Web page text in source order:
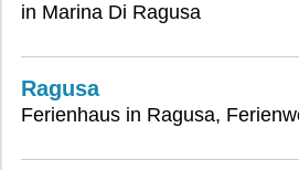
in Marina Di Ragusa
Ragusa
Ferienhaus in Ragusa,